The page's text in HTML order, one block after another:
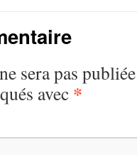
sera pas
avec *